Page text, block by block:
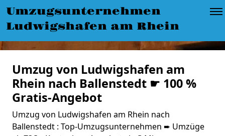
Umzugsunternehmen
Ludwigshafen am Rhein
Umzug von Ludwigshafen am
Rhein nach Ballenstedt ☛ 100 %
Gratis-Angebot
Umzug von Ludwigshafen am Rhein nach
Ballenstedt : Top-Umzugsunternehmen ➨ Umzüge